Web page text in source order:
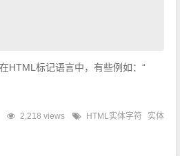
HTML标记语言中，有些例如：“
2,218 views HTML实体字符
实体